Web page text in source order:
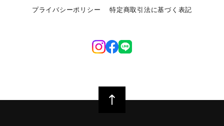
プライバシーポリシー 特定商取引法に基づく表記